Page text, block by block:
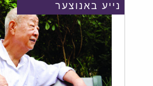
נייע באנוצער